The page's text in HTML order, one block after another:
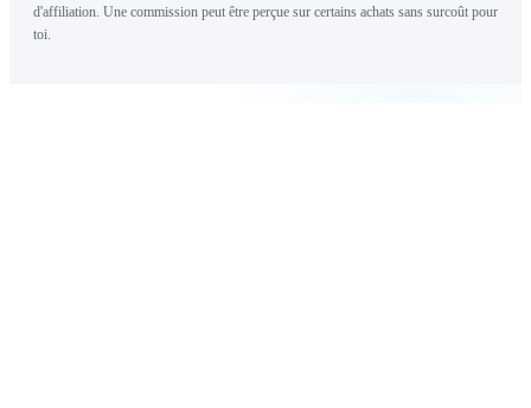
d'affiliation. Une commission peut être perçue sur certains achats sans surcoût pour
toi.